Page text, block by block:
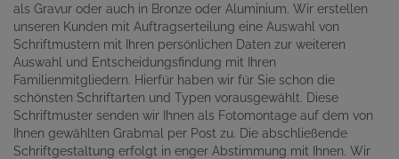
als Gravur oder auch in Bronze oder Aluminium. Wir erstellen
unseren Kunden mit Auftragserteilung eine Auswahl von
Schriftmustern mit Ihren persönlichen Daten zur weiteren
Auswahl und Entscheidungsfindung mit Ihren
Familienmitgliedern. Hierfür haben wir für Sie schon die
schönsten Schriftarten und Typen vorausgewählt. Diese
Schriftmuster senden wir Ihnen als Fotomontage auf dem von
Ihnen gewählten Grabmal per Post zu. Die abschließende
Schriftgestaltung erfolgt in enger Abstimmung mit Ihnen. Wir